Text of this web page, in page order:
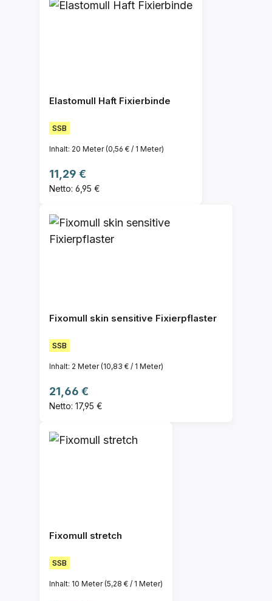
Elastomull Haft Fixierbinde
SSB
Inhalt: 20 Meter(0,56 € / 1 Meter)
Regulärer Preis:
11,29 €
Netto: 6,95 €
Fixomull skin sensitive Fixierpflaster
SSB
Inhalt: 2 Meter(10,83 € / 1 Meter)
Regulärer Preis:
21,66 €
Netto: 17,95 €
Fixomull stretch
SSB
Inhalt: 10 Meter(5,28 € / 1 Meter)